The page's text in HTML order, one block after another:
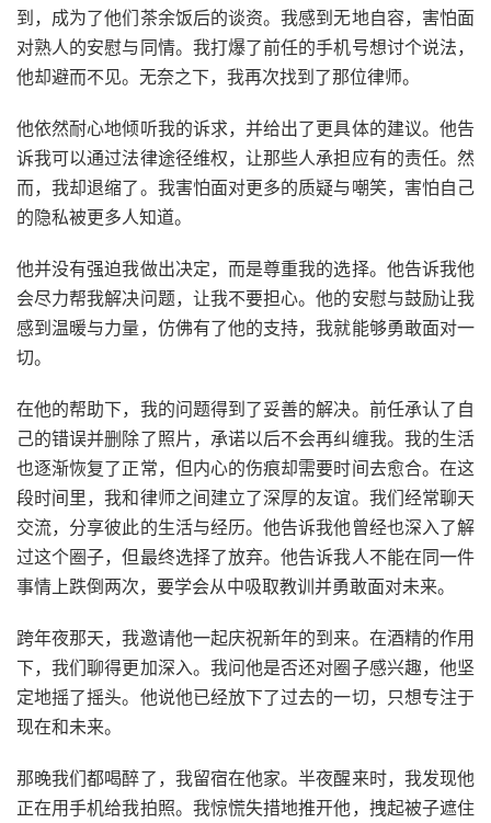
到，成为了他们茶余饭后的谈资。我感到无地自容，害怕面
对熟人的安慰与同情。我打爆了前任的手机号想讨个说法，
他却避而不见。无奈之下，我再次找到了那位律师。
他依然耐心地倾听我的诉求，并给出了更具体的建议。他告
诉我可以通过法律途径维权，让那些人承担应有的责任。然
而，我却退缩了。我害怕面对更多的质疑与嘲笑，害怕自己
的隐私被更多人知道。
他并没有强迫我做出决定，而是尊重我的选择。他告诉我他
会尽力帮我解决问题，让我不要担心。他的安慰与鼓励让我
感到温暖与力量，仿佛有了他的支持，我就能够勇敢面对一
切。
在他的帮助下，我的问题得到了妥善的解决。前任承认了自
己的错误并删除了照片，承诺以后不会再纠缠我。我的生活
也逐渐恢复了正常，但内心的伤痕却需要时间去愈合。在这
段时间里，我和律师之间建立了深厚的友谊。我们经常聊天
交流，分享彼此的生活与经历。他告诉我他曾经也深入了解
过这个圈子，但最终选择了放弃。他告诉我人不能在同一件
事情上跌倒两次，要学会从中吸取教训并勇敢面对未来。
跨年夜那天，我邀请他一起庆祝新年的到来。在酒精的作用
下，我们聊得更加深入。我问他是否还对圈子感兴趣，他坚
定地摇了摇头。他说他已经放下了过去的一切，只想专注于
现在和未来。
那晚我们都喝醉了，我留宿在他家。半夜醒来时，我发现他
正在用手机给我拍照。我惊慌失措地推开他，拽起被子遮住